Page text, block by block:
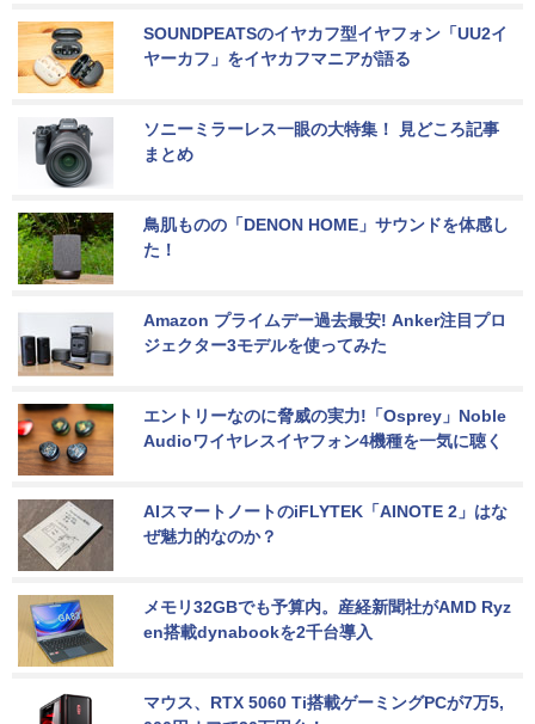
SOUNDPEATSのイヤカフ型イヤフォン「UU2イ
ヤーカフ」をイヤカフマニアが語る
ソニーミラーレス一眼の大特集！ 見どころ記事
まとめ
鳥肌ものの「DENON HOME」サウンドを体感し
た！
Amazon プライムデー過去最安! Anker注目プロ
ジェクター3モデルを使ってみた
エントリーなのに脅威の実力!「Osprey」Noble
Audioワイヤレスイヤフォン4機種を一気に聴く
AIスマートノートのiFLYTEK「AINOTE 2」はな
ぜ魅力的なのか？
メモリ32GBでも予算内。産経新聞社がAMD Ryz
en搭載dynabookを2千台導入
マウス、RTX 5060 Ti搭載ゲーミングPCが7万5,